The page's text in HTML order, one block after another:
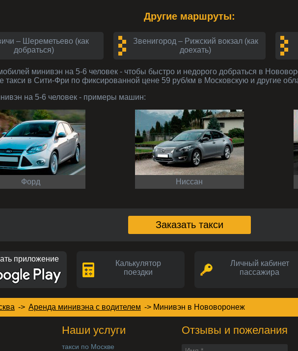
Другие маршруты:
– Шереметьево (как
добраться)
Звенигород – Рижский вокзал (как
доехать)
минивэн на 5-6 человек - чтобы быстро и недорого добраться в
такси в Сити-Фри по фиксированной цене 59 руб/км в Московскую и другие
на 5-6 человек - примеры машин:
Форд Ниссан
Заказать такси
приложение
Калькулятор
поездки
Личный кабинет
пассажира
-> Аренда минивэна с водителем -> Минивэн в Нововоронеж
Наши услуги
такси по Москве
Отзывы и пожелания